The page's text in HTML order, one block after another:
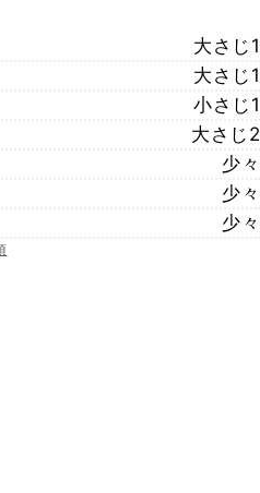
大さじ1
大さじ1
小さじ1
大さじ2
少々
少々
少々